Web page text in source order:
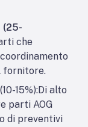
(25-
che
fornitore.
15%):Di alto
parti AOG
di preventivi